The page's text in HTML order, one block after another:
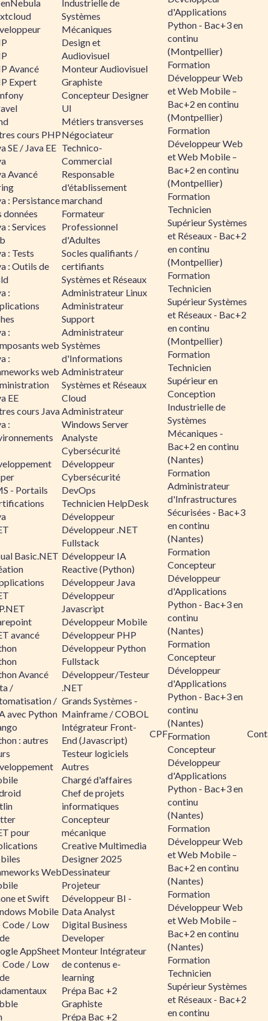
Avancé
Expert
cours PHP
SE / Java EE
Avancé
: Persistance
données
: Services
: Tests
: Outils de
:
:
web
:
web
EE
cours Java
:
- Portails
Basic.NET
avancé
Avancé
/
/
avec Python
: autres
pour
Web
et Swift
Mobile
/ Low
AppSheet
/ Low
Industrielle de
Systèmes
Mécaniques
Design et
Audiovisuel
Monteur Audiovisuel
Graphiste
Concepteur Designer
UI
Métiers transverses
Négociateur
Technico-
Commercial
Responsable
d'établissement
marchand
Formateur
Professionnel
d'Adultes
Socles qualifiants /
certifiants
Systèmes et Réseaux
Administrateur Linux
Administrateur
Support
Administrateur
Systèmes
d'Informations
Administrateur
Systèmes et Réseaux
Cloud
Administrateur
Windows Server
Analyste
Cybersécurité
Développeur
Cybersécurité
DevOps
Technicien HelpDesk
Développeur
Développeur .NET
Fullstack
Développeur IA
Reactive (Python)
Développeur Java
Développeur
Javascript
Développeur Mobile
Développeur PHP
Développeur Python
Fullstack
Développeur/Testeur
.NET
Grands Systèmes -
Mainframe / COBOL
Intégrateur Front-
End (Javascript)
Testeur logiciels
Autres
Chargé d'affaires
Chef de projets
informatiques
Concepteur
mécanique
Creative Multimedia
Designer 2025
Dessinateur
Projeteur
Développeur BI -
Data Analyst
Digital Business
Developer
Monteur Intégrateur
de contenus e-
learning
Prépa Bac +2
Graphiste
Prépa Bac +2
CPF
d'Applications
Python - Bac+3 en
continu
(Montpellier)
Formation
Développeur Web
et Web Mobile –
Bac+2 en continu
(Montpellier)
Formation
Développeur Web
et Web Mobile –
Bac+2 en continu
(Montpellier)
Formation
Technicien
Supérieur Systèmes
et Réseaux - Bac+2
en continu
(Montpellier)
Formation
Technicien
Supérieur Systèmes
et Réseaux - Bac+2
en continu
(Montpellier)
Formation
Technicien
Supérieur en
Conception
Industrielle de
Systèmes
Mécaniques -
Bac+2 en continu
(Nantes)
Formation
Administrateur
d'Infrastructures
Sécurisées - Bac+3
en continu
(Nantes)
Formation
Concepteur
Développeur
d'Applications
Python - Bac+3 en
continu
(Nantes)
Formation
Concepteur
Développeur
d'Applications
Python - Bac+3 en
continu
(Nantes)
Formation
Concepteur
Développeur
d'Applications
Python - Bac+3 en
continu
(Nantes)
Formation
Développeur Web
et Web Mobile –
Bac+2 en continu
(Nantes)
Formation
Développeur Web
et Web Mobile –
Bac+2 en continu
(Nantes)
Formation
Technicien
Supérieur Systèmes
et Réseaux - Bac+2
en continu